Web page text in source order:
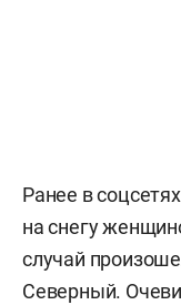
Ранее в соцсетях
на снегу
случай
Северный.